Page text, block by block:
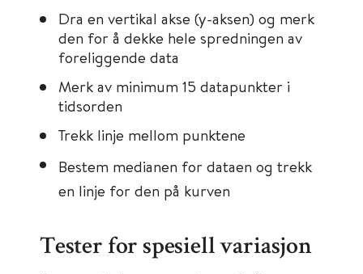
Dra en vertikal akse (y-aksen) og merk
den for å dekke hele spredningen av
foreliggende data
Merk av minimum 15 datapunkter i
tidsorden
Trekk linje mellom punktene
Bestem medianen for dataen og trekk
en linje for den på kurven
Tester for spesiell variasjon